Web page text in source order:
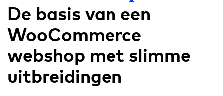
De basis van een
WooCommerce
webshop met slimme
uitbreidingen